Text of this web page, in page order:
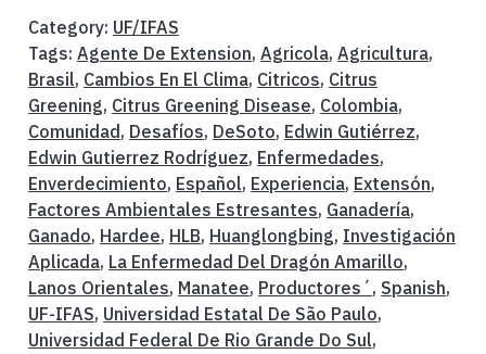
Category: UF/IFAS
Tags: Agente De Extension, Agricola, Agricultura,
Brasil, Cambios En El Clima, Citricos, Citrus
Greening, Citrus Greening Disease, Colombia,
Comunidad , Desafíos, DeSoto, Edwin Gutiérrez,
Edwin Gutierrez Rodríguez, Enfermedades,
Enverdecimiento, Español, Experiencia, Extensón,
Factores Ambientales Estresantes, Ganadería,
Ganado, Hardee, HLB, Huanglongbing, Investigación
Aplicada, La Enfermedad Del Dragón Amarillo,
Lanos Orientales, Manatee, Productores´ , Spanish,
UF-IFAS, Universidad Estatal De São Paulo,
Universidad Federal De Rio Grande Do Sul,